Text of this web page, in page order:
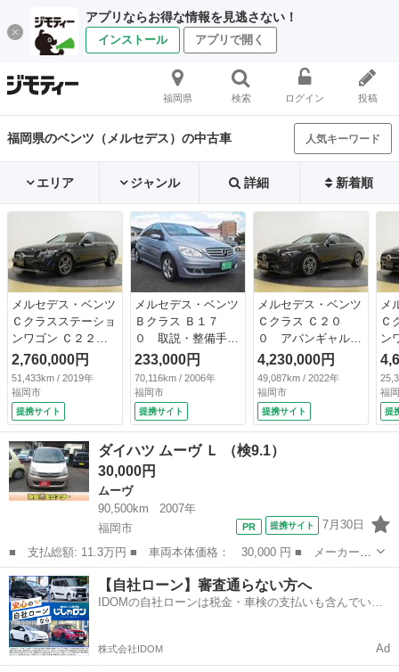
アプリならお得な情報を見逃さない！
インストール アプリで開く
福岡県 検索 ログイン 投稿
福岡県のベンツ（メルセデス）の中古車 人気キーワード
エリア ジャンル 詳細 新着順
メルセデス・ベンツ
Ｃクラスステーショ
ンワゴン Ｃ２２
０ ｄ ステーショ
ンワゴン アバンギ
ャルド ＡＭＧライ
ン レザーエクスク
ルーシブパッケー
ジ レーダーセーフ
ティパッケージ シ
ートヒーター パワ
ーシート トランク
スルー フロアマッ
ト コネクテッド機
ーヤー接続 （車検
整備付）
2,760,000円
51,433km / 2019年
福岡市
提携サイト
メルセデス・ベンツ
Ｂクラス Ｂ１７
０ 取説・整備手
帳 ディーラー車
右ハンドル キーレ
ス ＥＴＣ 車検整
備付 ユーザー買取
車輌 ＧＯＯ鑑定
付 内装クリーニン
グ済み 外装ガラス
コーティング施工済
233,000円
70,116km / 2006年
福岡市
提携サイト
メルセデス・ベンツ
Ｃクラス Ｃ２０
０ アバンギャル
ド リアアクスルス
テアリング ＡＭＧ
ライン ベーシック
パッケージ レザー
エクスクルーシブパ
ーター パワーシー
ナビ 音楽プレーヤ
ｏｏｔｈ接続 （検
9.8）
4,230,000円
49,087km / 2022年
福岡市
提携サイト
メ
Ｃ
ン
０
ゴ
ド
ベ
ジ
福
提
ダイハツ ムーヴ Ｌ （検9.1）
30,000円
ムーヴ
90,500km
2007年
福岡市
提携サイト 7月30日
■ 支払総額: 11.3万円 ■ 車両本体価格： 30,000 円 ■ メーカー
名： ダイハツ ■ 車種名： ムーヴ ■ グレード名： Ｌ ■ 排気
量： 660cc ■ ドア枚数： 5D ■ ミッション： MT5速 ■ 店...
福岡 福岡市 ムーヴ 車両
【自社ローン】審査通らない方へ
IDOMの自社ローンは税金・車検の支払いも含んでいる
株式会社IDOM Ad